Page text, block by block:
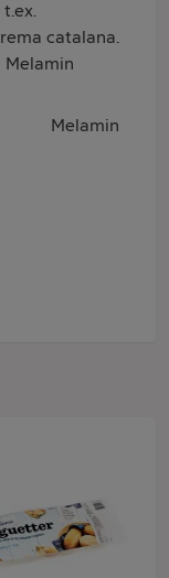
catalana.
Melamin
Melamin